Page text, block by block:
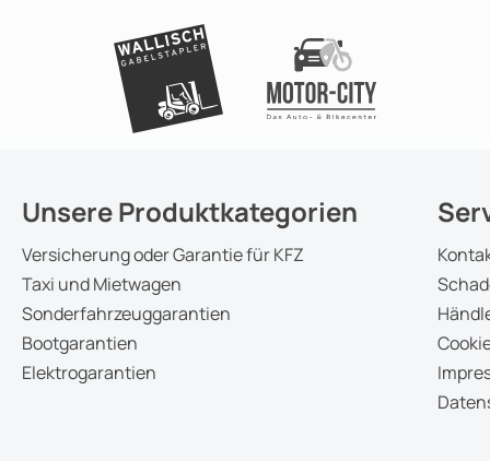
Unsere Produktkategorien
Versicherung oder Garantie für KFZ
Taxi und Mietwagen
Sonderfahrzeuggarantien
Bootgarantien
Elektrogarantien